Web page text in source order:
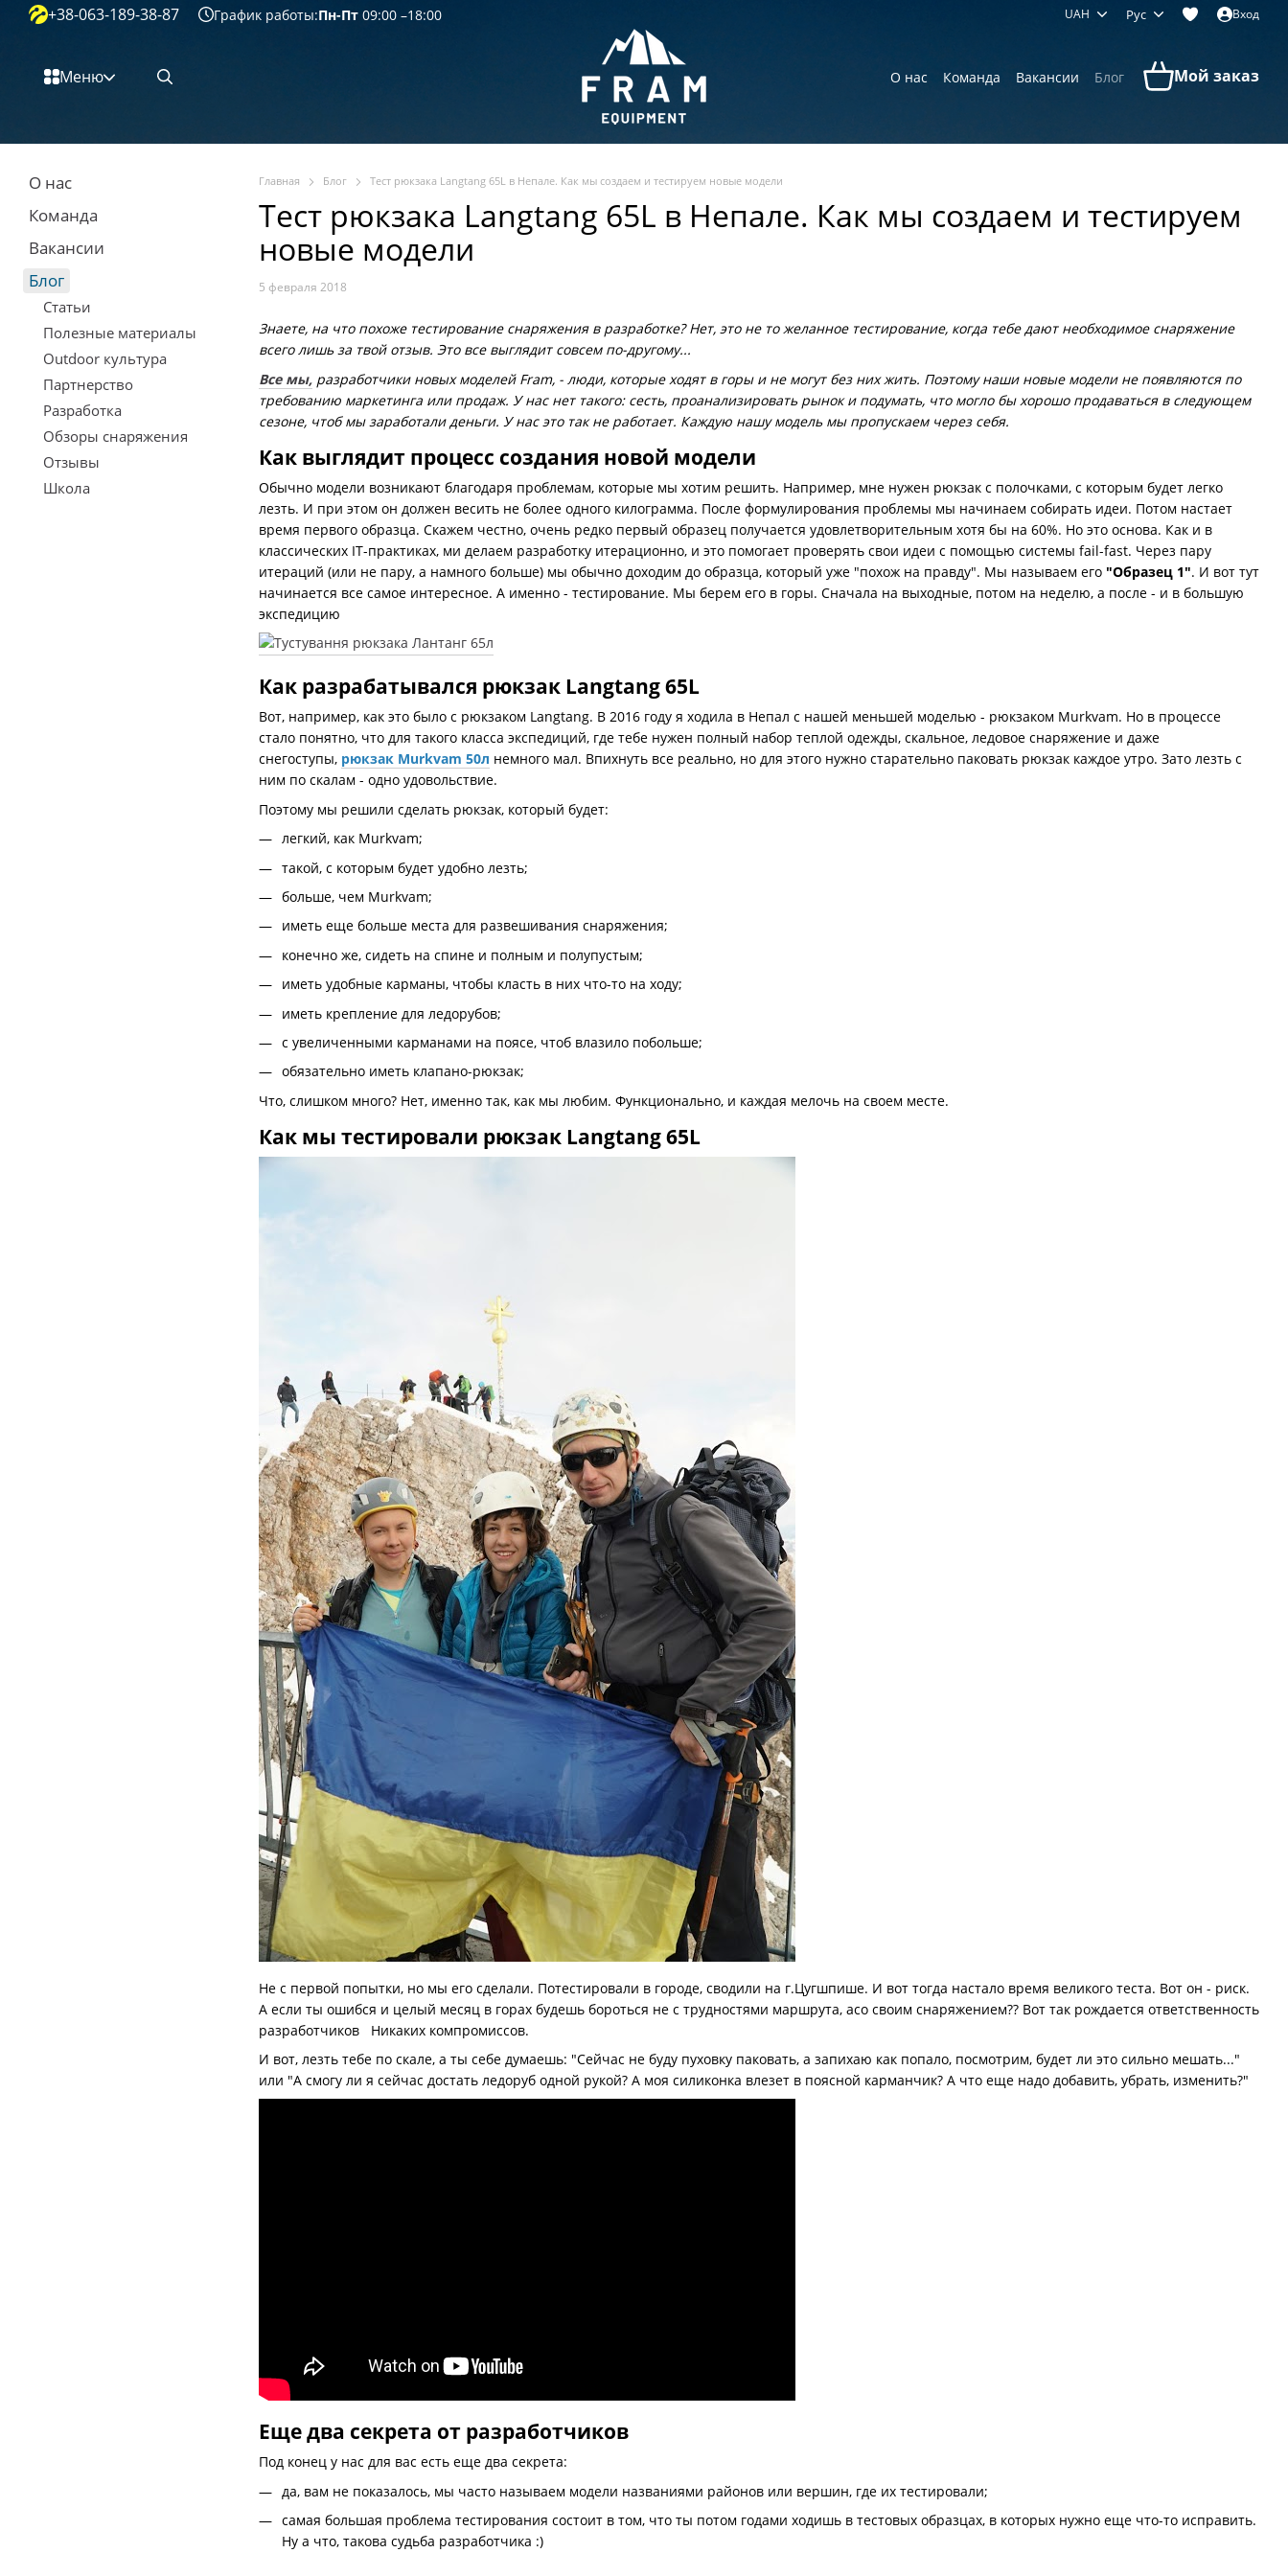
Перейти к основному контенту
+38-063-189-38-87 График работы:Пн-Пт 09:00 –18:00 UAH Рус Вход
Меню О нас Команда Вакансии Блог Мой заказ
Главная Блог Тест рюкзака Langtang 65L в Непале. Как мы создаем и тестируем новые модели
Тест рюкзака Langtang 65L в Непале. Как мы создаем и тестируем
новые модели
5 февраля 2018
Знаете, на что похоже тестирование снаряжения в разработке? Нет, это не то желанное тестирование, когда тебе дают необходимое снаряжение
всего лишь за твой отзыв. Это все выглядит совсем по-другому...
Все мы, разработчики новых моделей Fram, - люди, которые ходят в горы и не могут без них жить. Поэтому наши новые модели не появляются по
требованию маркетинга или продаж. У нас нет такого: сесть, проанализировать рынок и подумать, что могло бы хорошо продаваться в следующем
сезоне, чтоб мы заработали деньги. У нас это так не работает. Каждую нашу модель мы пропускаем через себя.
Как выглядит процесс создания новой модели
Обычно модели возникают благодаря проблемам, которые мы хотим решить. Например, мне нужен рюкзак с полочками, с которым будет легко
лезть. И при этом он должен весить не более одного килограмма. После формулирования проблемы мы начинаем собирать идеи. Потом настает
время первого образца. Скажем честно, очень редко первый образец получается удовлетворительным хотя бы на 60%. Но это основа. Как и в
классических ІТ-практиках, ми делаем разработку итерационно, и это помогает проверять свои идеи с помощью системы fail-fast. Через пару
итераций (или не пару, а намного больше) мы обычно доходим до образца, который уже "похож на правду". Мы называем его "Образец 1". И вот тут
начинается все самое интересное. А именно - тестирование. Мы берем его в горы. Сначала на выходные, потом на неделю, а после - и в большую
экспедицию
Как разрабатывался рюкзак Langtang 65L
Вот, например, как это было с рюкзаком Langtang. В 2016 году я ходила в Непал с нашей меньшей моделью - рюкзаком Murkvam. Но в процессе
стало понятно, что для такого класса экспедиций, где тебе нужен полный набор теплой одежды, скальное, ледовое снаряжение и даже
снегоступы, рюкзак Murkvam 50л немного мал. Впихнуть все реально, но для этого нужно старательно паковать рюкзак каждое утро. Зато лезть с
ним по скалам - одно удовольствие.
Поэтому мы решили сделать рюкзак, который будет:
легкий, как Murkvam;
такой, с которым будет удобно лезть;
больше, чем Murkvam;
иметь еще больше места для развешивания снаряжения;
конечно же, сидеть на спине и полным и полупустым;
иметь удобные карманы, чтобы класть в них что-то на ходу;
иметь крепление для ледорубов;
с увеличенными карманами на поясе, чтоб влазило побольше;
обязательно иметь клапано-рюкзак;
Что, слишком много? Нет, именно так, как мы любим. Функционально, и каждая мелочь на своем месте.
Как мы тестировали рюкзак Langtang 65L
Не с первой попытки, но мы его сделали. Потестировали в городе, сводили на г.Цугшпише. И вот тогда настало время великого теста. Вот он - риск.
А если ты ошибся и целый месяц в горах будешь бороться не с трудностями маршрута, асо своим снаряжением?? Вот так рождается ответственность
разработчиков
Никаких компромиссов.
И вот, лезть тебе по скале, а ты себе думаешь: "Сейчас не буду пуховку паковать, а запихаю как попало, посмотрим, будет ли это сильно мешать..."
или "А смогу ли я сейчас достать ледоруб одной рукой? А моя силиконка влезет в поясной карманчик? А что еще надо добавить, убрать, изменить?"
Еще два секрета от разработчиков
Под конец у нас для вас есть еще два секрета:
да, вам не показалось, мы часто называем модели названиями районов или вершин, где их тестировали;
самая большая проблема тестирования состоит в том, что ты потом годами ходишь в тестовых образцах, в которых нужно еще что-то исправить.
Ну а что, такова судьба разработчика :)
О нас
Команда
Вакансии
Блог
Статьи
Полезные материалы
Outdoor культура
Партнерство
Разработка
Обзоры снаряжения
Отзывы
Школа